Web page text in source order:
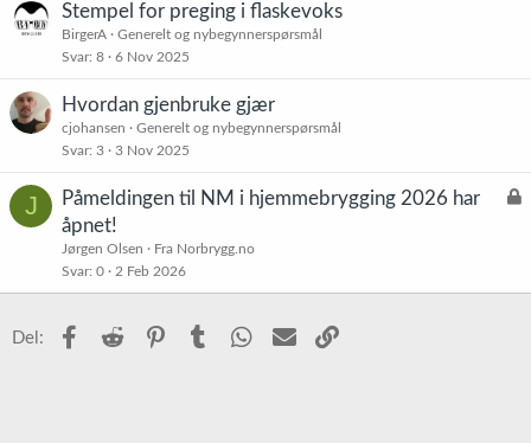
Stempel for preging i flaskevoks
BirgerA
Generelt og nybegynnerspørsmål
Svar 8 6 Nov 2025
Hvordan gjenbruke gjær
cjohansen
Generelt og nybegynnerspørsmål
Svar 3 3 Nov 2025
J
L
Påmeldingen til NM i hjemmebrygging 2026 har
åpnet!
Jørgen Olsen
Fra Norbrygg.no
Svar 0 2 Feb 2026
Del: Facebook
Reddit PinterestTumblr WhatsApp
E-post